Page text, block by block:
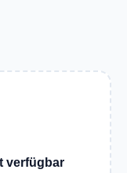
verfügbar